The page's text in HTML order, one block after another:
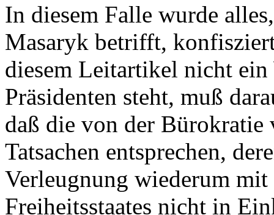
In diesem Falle wurde
Masaryk betrifft,
diesem Leitartikel nicht
Präsidenten steht, muß
daß die von der Bürokratie
Tatsachen entsprechen,
Verleugnung wiederum mit
Freiheitsstaates nicht in